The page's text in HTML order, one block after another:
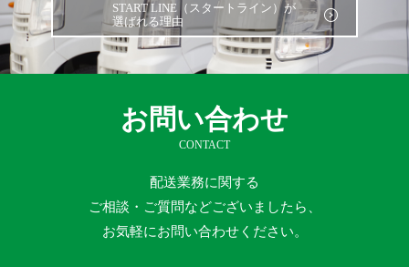
START LINE（スタートライン）が
選ばれる理由
お問い合わせ
CONTACT
配送業務に関する
ご相談・ご質問などございましたら、
お気軽にお問い合わせください。